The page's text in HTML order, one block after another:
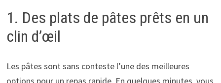
1. Des plats de pâtes prêts en un
clin d’œil
Les pâtes sont sans conteste l’une des meilleures